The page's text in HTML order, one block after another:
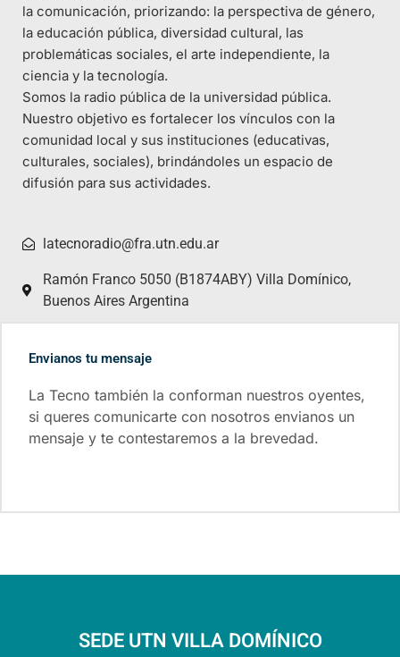
la comunicación, priorizando: la perspectiva de género,
la educación pública, diversidad cultural, las
problemáticas sociales, el arte independiente, la
ciencia y la tecnología.
Somos la radio pública de la universidad pública.
Nuestro objetivo es fortalecer los vínculos con la
comunidad local y sus instituciones (educativas,
culturales, sociales), brindándoles un espacio de
difusión para sus actividades.
latecnoradio@fra.utn.edu.ar
Ramón Franco 5050 (B1874ABY) Villa Domínico,
Buenos Aires Argentina
Envianos tu mensaje
La Tecno también la conforman nuestros oyentes,
si queres comunicarte con nosotros envianos un
mensaje y te contestaremos a la brevedad.
SEDE UTN VILLA DOMÍNICO